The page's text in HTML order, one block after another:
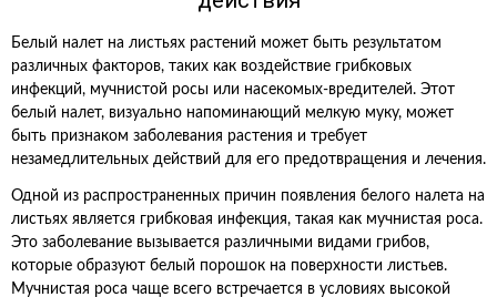
Белый налет на листьях растений может быть результатом
различных факторов, таких как воздействие грибковых
инфекций, мучнистой росы или насекомых-вредителей. Этот
белый налет, визуально напоминающий мелкую муку, может
быть признаком заболевания растения и требует
незамедлительных действий для его предотвращения и лечения.
Одной из распространенных причин появления белого налета на
листьях является грибковая инфекция, такая как мучнистая роса.
Это заболевание вызывается различными видами грибов,
которые образуют белый порошок на поверхности листьев.
Мучнистая роса чаще всего встречается в условиях высокой